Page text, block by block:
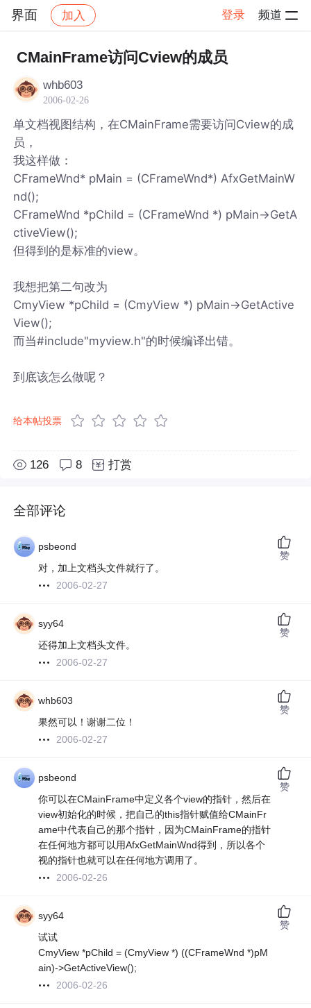
界面 加入 登录 频道
社区 界面 帖子详情
CMainFrame访问Cview的成员
whb603
2006-02-26
单文档视图结构，在CMainFrame需要访问Cview的成
员，
我这样做：
CFrameWnd* pMain = (CFrameWnd*) AfxGetMainW
nd();
CFrameWnd *pChild = (CFrameWnd *) pMain->GetA
ctiveView();
但得到的是标准的view。
我想把第二句改为
CmyView *pChild = (CmyView *) pMain->GetActive
View();
而当#include"myview.h"的时候编译出错。
到底该怎么做呢？
给本帖投票
126 8 打赏
全部评论
psbeond
对，加上文档头文件就行了。
2006-02-27
赞
syy64
还得加上文档头文件。
2006-02-27
赞
whb603
果然可以！谢谢二位！
2006-02-27
赞
psbeond
你可以在CMainFrame中定义各个view的指针，然后在
view初始化的时候，把自己的this指针赋值给CMainFr
ame中代表自己的那个指针，因为CMainFrame的指针
在任何地方都可以用AfxGetMainWnd得到，所以各个
视的指针也就可以在任何地方调用了。
2006-02-26
赞
syy64
试试
CmyView *pChild = (CmyView *) ((CFrameWnd *)pM
ain)->GetActiveView();
2006-02-26
赞